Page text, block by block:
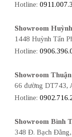
Hotline:
Showroom
1448 Huỳnh Tấn
Hotline:
Showroom
66 đường DT743,
Hotline:
Showroom Bình
348 Đ. Bạch